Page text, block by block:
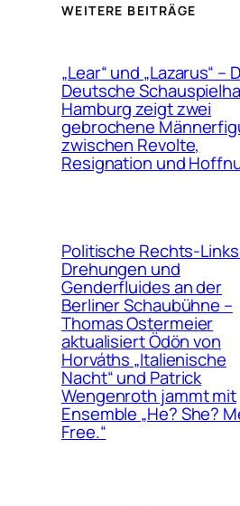
WEITERE BEITRÄGE
„Lear“ und „Lazarus“ –
Deutsche
Hamburg zeigt zwei
gebrochene
zwischen Revolte,
Resignation und
Politische Rechts-
Drehungen und
Genderfluides an der
Berliner Schaubühne –
Thomas Ostermeier
aktualisiert Ödön von
Horváths „Italienische
Nacht“ und Patrick
Wengenroth jammt mit
Ensemble „He? She?
Free.“